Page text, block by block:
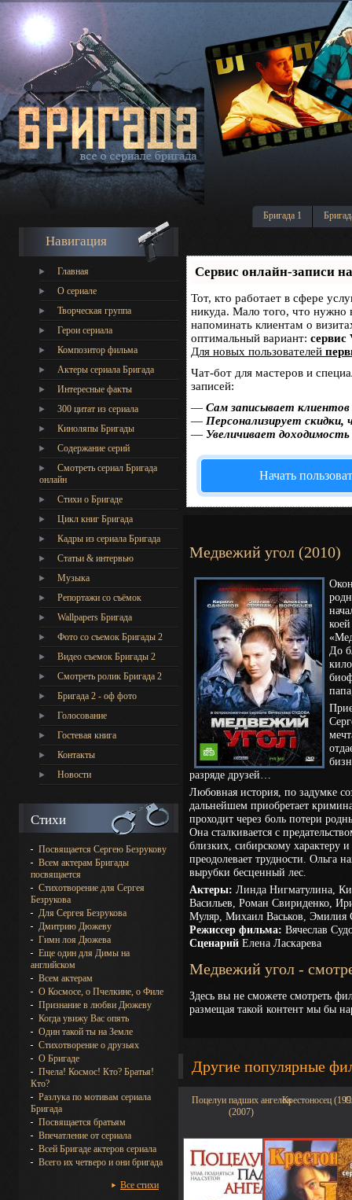
Бригада 1
Навигация
Главная
О сериале
Творческая группа
Герои сериала
Композитор фильма
Актеры сериала Бригада
Интересные факты
300 цитат из сериала
Киноляпы Бригады
Содержание серий
Смотреть сериал Бригада
онлайн
Стихи о Бригаде
Цикл книг Бригада
Кадры из сериала Бригада
Статьи & интервью
Музыка
Репортажи со съёмок
Wallpapers Бригада
Фото со съемок Бригады 2
Видео съемок Бригады 2
Cмотреть ролик Бригада 2
Бригада 2 - оф фото
Голосование
Гостевая книга
Контакты
Новости
Стихи
Посвящается Сергею Безрукову
Всем актерам Бригады
посвящается
Стихотворение для Сергея
Безрукова
Для Сергея Безрукова
Дмитрию Дюжеву
Гимн лоя Дюжева
Еще один для Димы на
английском
Всем актерам
О Космосе, о Пчелкине, о Филе
Признание в любви Дюжеву
Когда увижу Вас опять
Один такой ты на Земле
Стихотворение о друзьях
О Бригаде
Пчела! Космос! Кто? Братья!
Кто?
Разлука по мотивам сериала
Бригада
Посвящается братьям
Впечатление от сериала
Всей Бригаде актеров сериала
Всего их четверо и они бригада
Все стихи
Сервис онлайн-записи
Тот, кто работает в сфере
никуда. Мало того, что нужно
напоминать клиентам о
оптимальный вариант: сервис
Для новых пользователей
Чат-бот для мастеров и
записей:
— Сам записывает
— Персонализирует скидки,
— Увеличивает
Начать
Медвежий угол (2010)
До
разряде друзей…
Любовная история, по задумке
дальнейшем приобретает
проходит через боль потери
Она сталкивается с
близких, сибирскому
преодолевает трудности. Ольга
вырубки бесценный лес.
Актеры: Линда Нигматулина,
Васильев, Роман Свириденко,
Муляр, Михаил Васьков, Эмилия
Режиссер фильма: Вячеслав
Сценарий Елена Ласкарева
Медвежий угол -
Здесь вы не сможете смотреть
размещая такой контент мы бы
Другие популярные
Поцелуи падших ангелов
(2007)
Крестоносец